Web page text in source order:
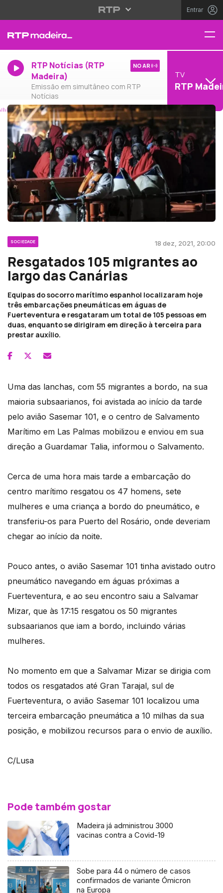
Entrar
RTP Notícias (RTP
Madeira)
Emissão em simultâneo com RTP
Notícias
NO AR
TV
RTP
SOCIEDADE 18 dez, 2021, 20:00
Resgatados 105 migrantes ao
largo das Canárias
Equipas do socorro marítimo espanhol localizaram hoje
três embarcações pneumáticas em águas de
Fuerteventura e resgataram um total de 105 pessoas em
duas, enquanto se dirigiram em direção à terceira para
prestar auxílio.
Uma das lanchas, com 55 migrantes a bordo, na sua
maioria subsaarianos, foi avistada ao início da tarde
pelo avião Sasemar 101, e o centro de Salvamento
Marítimo em Las Palmas mobilizou e enviou em sua
direção a Guardamar Talia, informou o Salvamento.
Cerca de uma hora mais tarde a embarcação do
centro marítimo resgatou os 47 homens, sete
mulheres e uma criança a bordo do pneumático, e
transferiu-os para Puerto del Rosário, onde deveriam
chegar ao início da noite.
Pouco antes, o avião Sasemar 101 tinha avistado outro
pneumático navegando em águas próximas a
Fuerteventura, e ao seu encontro saiu a Salvamar
Mizar, que às 17:15 resgatou os 50 migrantes
subsaarianos que iam a bordo, incluindo várias
mulheres.
No momento em que a Salvamar Mizar se dirigia com
todos os resgatados até Gran Tarajal, sul de
Fuerteventura, o avião Sasemar 101 localizou uma
terceira embarcação pneumática a 10 milhas da sua
posição, e mobilizou recursos para o envio de auxílio.
C/Lusa
Pode também gostar
Madeira já administrou 3000
vacinas contra a Covid-19
Sobe para 44 o número de casos
confirmados de variante Ómicron
na Europa